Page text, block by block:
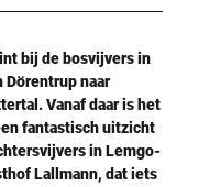
bij de bosvijvers in
Dörentrup naar
Vanaf daar is het
fantastisch uitzicht
in Lemgo-
Lallmann, dat iets